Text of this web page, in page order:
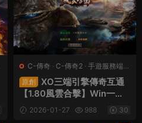
C-傳奇 · C-傳奇2 · 手遊服務端·
端遊服務端
原創
XO三端引擎傳奇互通
【1.80風雲合擊】Win一鍵
服務端+PC安卓蘋果三端
+加密工具+視頻架設教程
2026-01-27 988 30